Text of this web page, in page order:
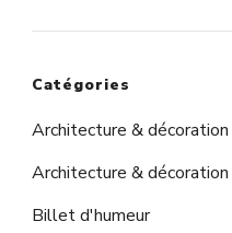
Catégories
Architecture & décoration
Architecture & décoration
Billet d'humeur